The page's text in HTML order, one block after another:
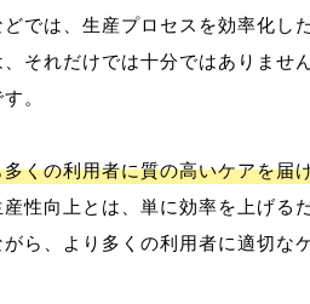
では、生産プロセスを効率化し
それだけでは十分ではありませ
。
くの利用者に質の高いケアを届
性向上とは、単に効率を上げる
ら、より多くの利用者に適切な